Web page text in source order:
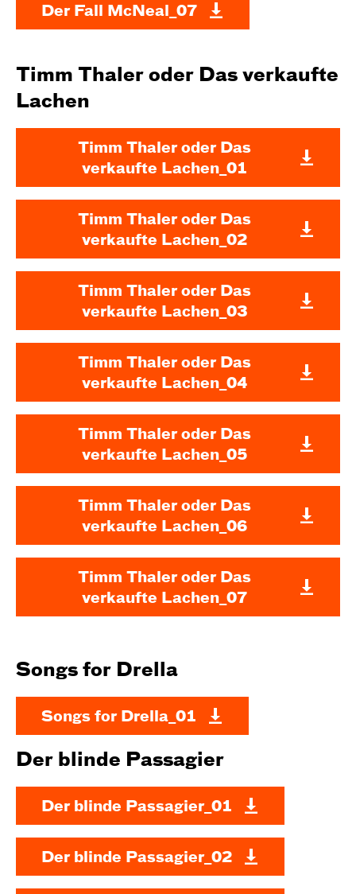
Der Fall McNeal_07
Timm Thaler oder Das verkaufte
Lachen
Timm Thaler oder Das
verkaufte Lachen_01
Timm Thaler oder Das
verkaufte Lachen_02
Timm Thaler oder Das
verkaufte Lachen_03
Timm Thaler oder Das
verkaufte Lachen_04
Timm Thaler oder Das
verkaufte Lachen_05
Timm Thaler oder Das
verkaufte Lachen_06
Timm Thaler oder Das
verkaufte Lachen_07
Songs for Drella
Songs for Drella_01
Der blinde Passagier
Der blinde Passagier_01
Der blinde Passagier_02